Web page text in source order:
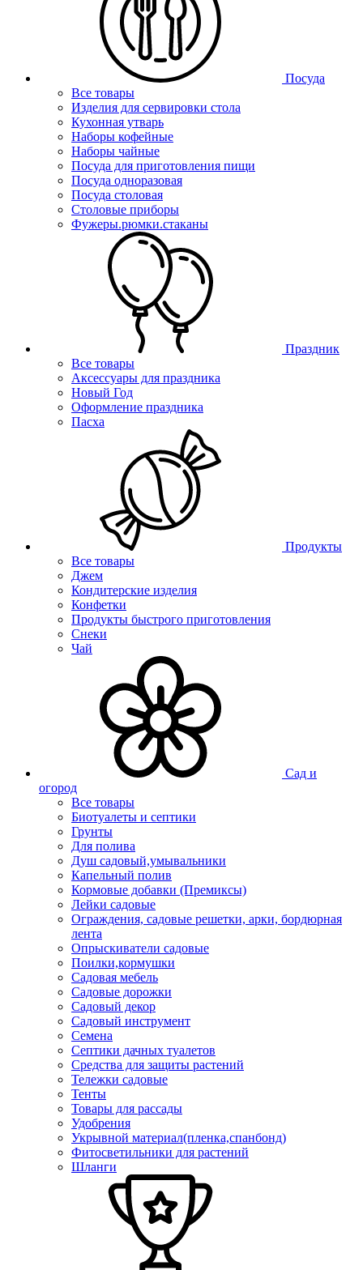
Посуда
Все товары
Изделия для сервировки стола
Кухонная утварь
Наборы кофейные
Наборы чайные
Посуда для приготовления пищи
Посуда одноразовая
Посуда столовая
Столовые приборы
Фужеры.рюмки.стаканы
Праздник
Все товары
Аксессуары для праздника
Новый Год
Оформление праздника
Пасха
Продукты
Все товары
Джем
Кондитерские изделия
Конфетки
Продукты быстрого приготовления
Снеки
Чай
Сад и
огород
Все товары
Биотуалеты и септики
Грунты
Для полива
Душ садовый,умывальники
Капельный полив
Кормовые добавки (Премиксы)
Лейки садовые
Ограждения, садовые решетки, арки, бордюрная
лента
Опрыскиватели садовые
Поилки,кормушки
Садовая мебель
Садовые дорожки
Садовый декор
Садовый инструмент
Семена
Септики дачных туалетов
Средства для защиты растений
Тележки садовые
Тенты
Товары для рассады
Удобрения
Укрывной материал(пленка,спанбонд)
Фитосветильники для растений
Шланги